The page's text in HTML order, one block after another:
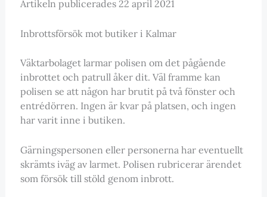
Artikeln publicerades 22 april 2021
Inbrottsförsök mot butiker i Kalmar
Väktarbolaget larmar polisen om det pågående
inbrottet och patrull åker dit. Väl framme kan
polisen se att någon har brutit på två fönster och
entrédörren. Ingen är kvar på platsen, och ingen
har varit inne i butiken.
Gärningspersonen eller personerna har eventuellt
skrämts iväg av larmet. Polisen rubricerar ärendet
som försök till stöld genom inbrott.